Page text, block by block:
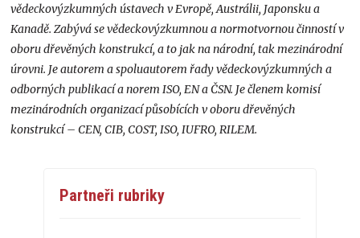
vědeckovýzkumných ústavech v Evropě, Austrálii, Japonsku a
Kanadě. Zabývá se vědeckovýzkumnou a normotvornou činností v
oboru dřevěných konstrukcí, a to jak na národní, tak mezinárodní
úrovni. Je autorem a spoluautorem řady vědeckovýzkumných a
odborných publikací a norem ISO, EN a ČSN. Je členem komisí
mezinárodních organizací působících v oboru dřevěných
konstrukcí – CEN, CIB, COST, ISO, IUFRO, RILEM.
Partneři rubriky